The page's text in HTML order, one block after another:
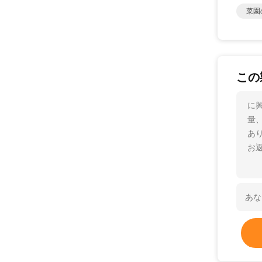
菜園
こ
に
量
あ
お